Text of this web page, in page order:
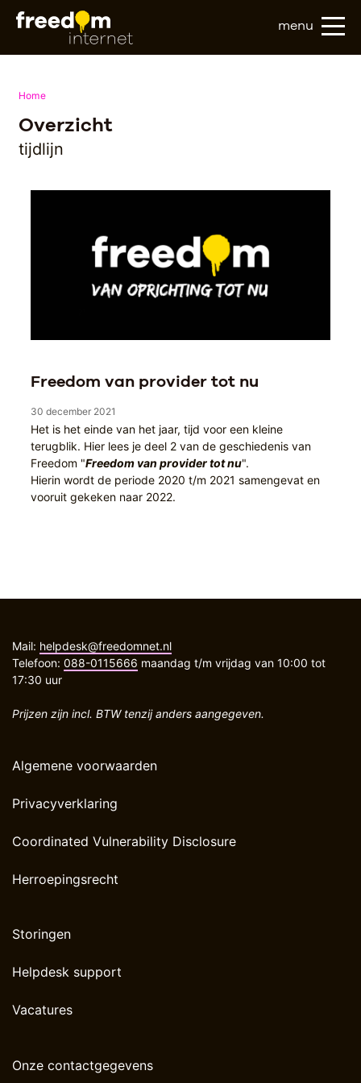
menu
Home
Overzicht
tijdlijn
Freedom van provider tot nu
30 december 2021
Het is het einde van het jaar, tijd voor een kleine
terugblik. Hier lees je deel 2 van de geschiedenis van
Freedom "Freedom van provider tot nu".
Hierin wordt de periode 2020 t/m 2021 samengevat en
vooruit gekeken naar 2022.
Mail: helpdesk@freedomnet.nl
Telefoon: 088-0115666 maandag t/m vrijdag van 10:00 tot
17:30 uur
Prijzen zijn incl. BTW tenzij anders aangegeven.
Algemene voorwaarden
Privacyverklaring
Coordinated Vulnerability Disclosure
Herroepingsrecht
Storingen
Helpdesk support
Vacatures
Onze contactgegevens